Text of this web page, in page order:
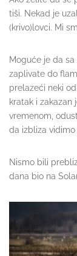
tiši. Nekad je
(krivo)lovci. Mi
Moguće je da sa
zaplivate do
prelazeći neki
kratak i zakazan
vremenom,
da izbliza vidimo
Nismo bili
dana bio na